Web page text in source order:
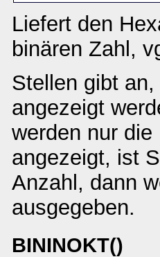
Liefert den
binären Zahl,
Stellen gibt
angezeigt
werden nur
angezeigt, ist
Anzahl, dann
ausgegeben.
BININOKT()